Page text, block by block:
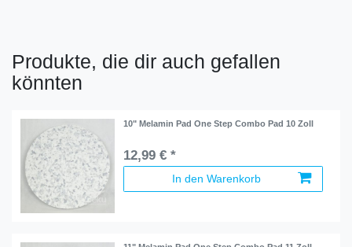
Produkte, die dir auch gefallen
könnten
10" Melamin Pad One Step Combo Pad 10 Zoll
12,99 € *
In den Warenkorb